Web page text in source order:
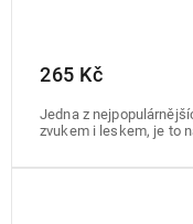
265 Kč
Jedna z
zvukem i leskem, je to